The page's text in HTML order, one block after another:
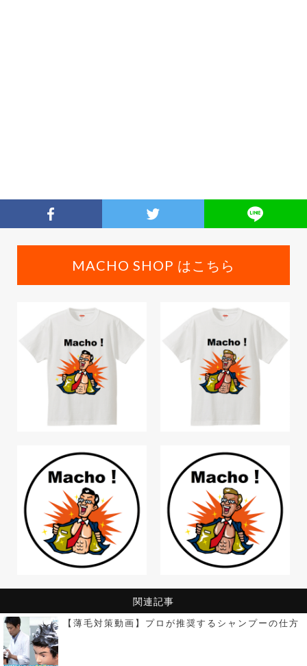
MACHO SHOP はこちら
関連記事
【薄毛対策動画】プロが推奨するシャンプーの仕方